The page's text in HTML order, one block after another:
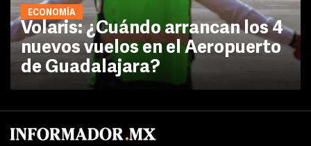
ECONOMÍA
Volaris: ¿Cuándo arrancan los 4
nuevos vuelos en el Aeropuerto
de Guadalajara?